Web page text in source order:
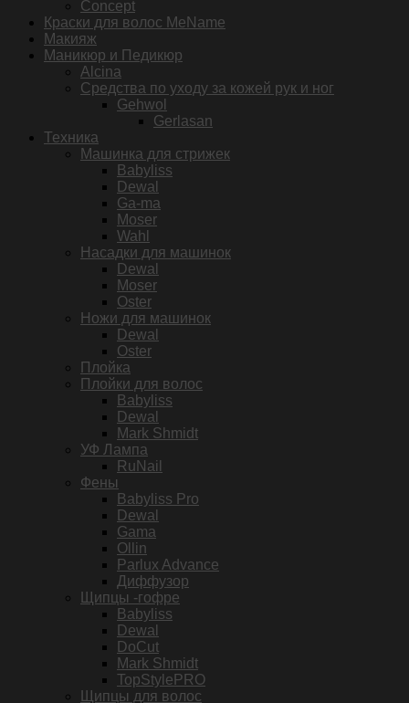
Concept
Краски для волос MeName
Макияж
Маникюр и Педикюр
Alcina
Средства по уходу за кожей рук и ног
Gehwol
Gerlasan
Техника
Машинка для стрижек
Babyliss
Dewal
Ga-ma
Moser
Wahl
Насадки для машинок
Dewal
Moser
Oster
Ножи для машинок
Dewal
Oster
Плойка
Плойки для волос
Babyliss
Dewal
Mark Shmidt
УФ Лампа
RuNail
Фены
Babyliss Pro
Dewal
Gama
Ollin
Parlux Advance
Диффузор
Щипцы -гофре
Babyliss
Dewal
DoCut
Mark Shmidt
TopStylePRO
Щипцы для волос